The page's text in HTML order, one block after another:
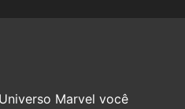
Marvel você